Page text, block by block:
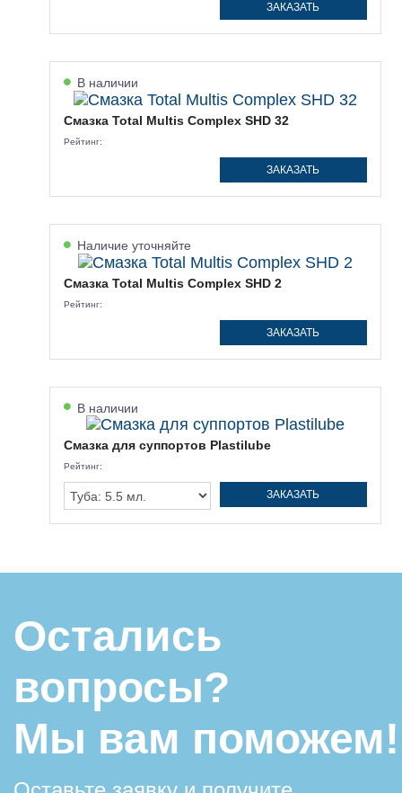
ЗАКАЗАТЬ
В наличии
Смазка Total Multis Complex SHD 32
Рейтинг:
ЗАКАЗАТЬ
Наличие уточняйте
Смазка Total Multis Complex SHD 2
Рейтинг:
ЗАКАЗАТЬ
В наличии
Смазка для суппортов Plastilube
Рейтинг:
ЗАКАЗАТЬ
Остались
вопросы?
Мы вам поможем!